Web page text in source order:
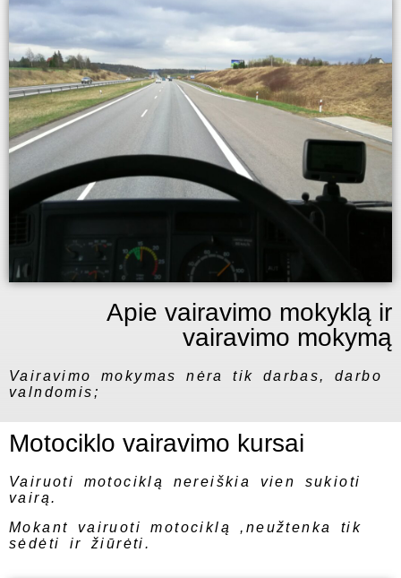
Apie vairavimo mokyklą ir
vairavimo mokymą
Vairavimo mokymas nėra tik darbas, darbo
valndomis;
Motociklo vairavimo kursai
Vairuoti motociklą nereiškia vien sukioti
vairą.
Mokant vairuoti motociklą ,neužtenka tik
sėdėti ir žiūrėti.